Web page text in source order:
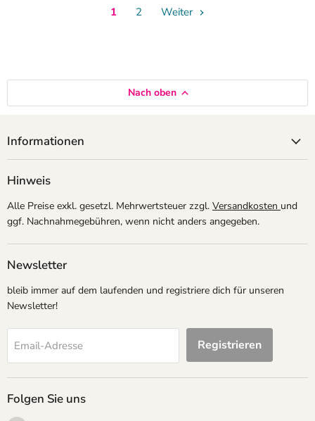
1 2 Weiter
Nach oben
Informationen
Hinweis
Alle Preise exkl. gesetzl. Mehrwertsteuer zzgl. Versandkosten und
ggf. Nachnahmegebühren, wenn nicht anders angegeben.
Newsletter
bleib immer auf dem laufenden und registriere dich für unseren
Newsletter!
Email-Adresse Registrieren
Folgen Sie uns